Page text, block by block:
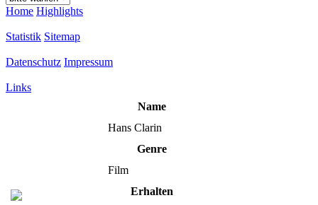
Home Highlights
Statistik Sitemap
Datenschutz Impressum
Links
Name
Hans Clarin
Genre
Film
Erhalten